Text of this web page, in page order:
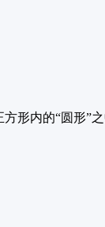
形内的“圆形”